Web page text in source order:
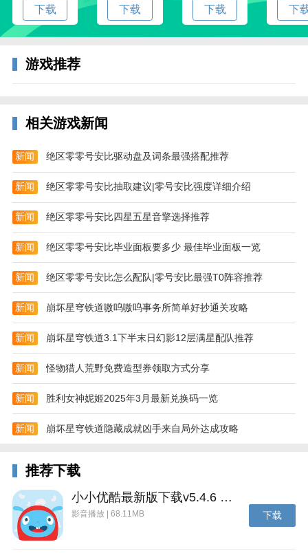
葫芦娃tv版渠道版特色
华丽战斗酷炫技能，秒杀邪恶势力
霸气装备究极属性，打造最强阵容
跋山涉水海量关卡，等你来挑战
神装法宝威力无穷，助你斩妖除魔
角色攻略
小金刚：
潜能一：光芒四射（绿一阶22级解锁）
潜能二：无敌金刚（蓝一阶38级解锁）
潜能四：战意盎然（红一阶70级解锁）
七娃：
潜能一：异域结界（绿-阶22级解锁）
下载 下载 下载 下
游戏推荐
相关游戏新闻
新闻 绝区零零号安比驱动盘及词条最强搭配推荐
新闻 绝区零零号安比抽取建议|零号安比强度详细介绍
新闻 绝区零零号安比四星五星音擎选择推荐
新闻 绝区零零号安比毕业面板要多少 最佳毕业面板一览
新闻 绝区零零号安比怎么配队|零号安比最强T0阵容推荐
新闻 崩坏星穹铁道嗷呜嗷呜事务所简单好抄通关攻略
新闻 崩坏星穹铁道3.1下半末日幻影12层满星配队推荐
新闻 怪物猎人荒野免费造型券领取方式分享
新闻 胜利女神妮姬2025年3月最新兑换码一览
新闻 崩坏星穹铁道隐藏成就凶手来自局外达成攻略
推荐下载
小小优酷最新版下载v5.4.6 安卓官方版
影音播放 | 68.11MB 下载